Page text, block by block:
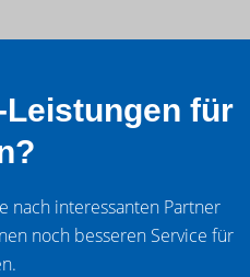
Leistungen für
nach interessanten Partner
noch besseren Service für